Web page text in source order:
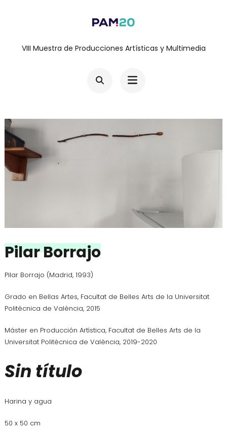
contenido
Intro)
VIII Muestra de Producciones Artísticas y Multimedia
Pilar Borrajo
Pilar Borrajo (Madrid, 1993)
Grado en Bellas Artes, Facultat de Belles Arts de la Universitat
Politècnica de València, 2015
Máster en Producción Artística, Facultat de Belles Arts de la
Universitat Politècnica de València, 2019-2020
Sin título
Harina y agua
50 x 50 cm